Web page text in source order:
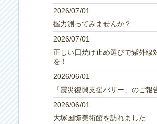
2026/07/01
握力測ってみませんか？
2026/07/01
正しい日焼け止め選びで紫外線
を！
2026/06/01
「震災復興支援バザー」のご報
2026/06/01
大塚国際美術館を訪れました